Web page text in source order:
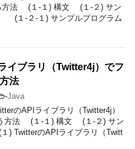
方法 (１-１) 構文 (１-２) サン
(１-２-１) サンプルプログラム
イブラリ（Twitter4j）でフ
法
-Java
のAPIライブラリ（Twitter4j）
方法 (１-１) 構文 (１-２) サン
) TwitterのAPIライブラリ（Twitt